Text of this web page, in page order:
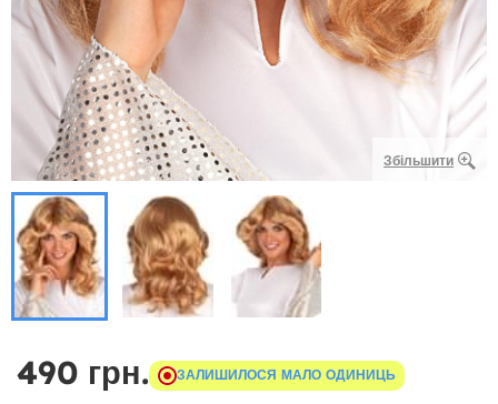
Збільшити
490 грн. ЗАЛИШИЛОСЯ МАЛО ОДИНИЦЬ